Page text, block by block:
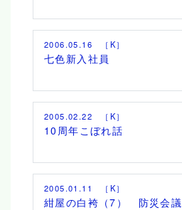
2006.05.16 ［K］
七色新入社員
2005.02.22 ［K］
10周年こぼれ話
2005.01.11 ［K］
紺屋の白袴（7） 防災会議